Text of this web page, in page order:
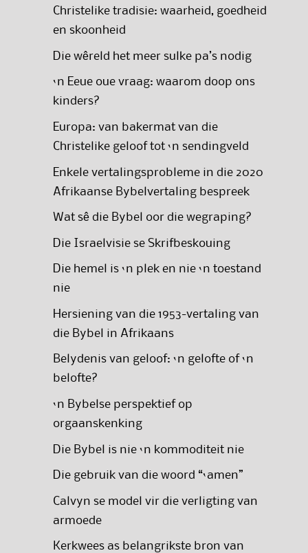
Christelike tradisie: waarheid, goedheid
en skoonheid
Die wêreld het meer sulke pa’s nodig
‘n Eeue oue vraag: waarom doop ons
kinders?
Europa: van bakermat van die
Christelike geloof tot ‘n sendingveld
Enkele vertalingsprobleme in die 2020
Afrikaanse Bybelvertaling bespreek
Wat sê die Bybel oor die wegraping?
Die Israelvisie se Skrifbeskouing
Die hemel is ‘n plek en nie ‘n toestand
nie
Hersiening van die 1953-vertaling van
die Bybel in Afrikaans
Belydenis van geloof: ‘n gelofte of ‘n
belofte?
‘n Bybelse perspektief op
orgaanskenking
Die Bybel is nie ‘n kommoditeit nie
Die gebruik van die woord “‘amen”
Calvyn se model vir die verligting van
armoede
Kerkwees as belangrikste bron van